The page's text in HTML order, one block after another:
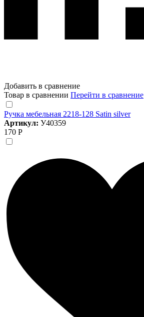
Добавить в сравнение
Товар в сравнении Перейти в сравнение
Ручка мебельная 2218-128 Satin silver
Артикул: У40359
170 Р